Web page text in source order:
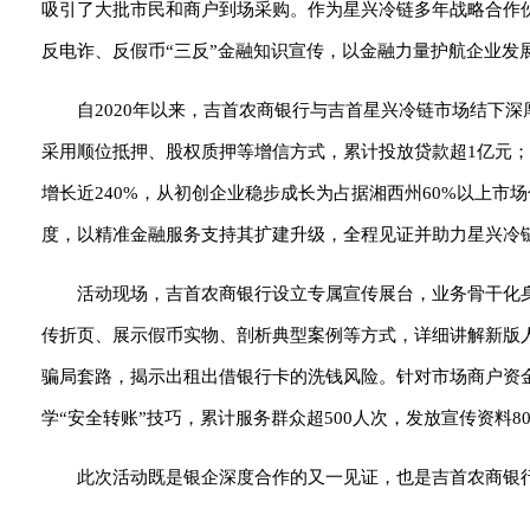
吸引了大批市民和商户到场采购。作为星兴冷链多年战略合
反电诈、反假币“三反”金融知识宣传，以金融力量护航企业发
自2020年以来，吉首农商银行与吉首星兴冷链市场结下
采用顺位抵押、股权质押等增信方式，累计投放贷款超1亿元
增长近240%，从初创企业稳步成长为占据湘西州60%以上市
度，以精准金融服务支持其扩建升级，全程见证并助力星兴
活动现场，吉首农商银行设立专属宣传展台，业务骨干
传折页、展示假币实物、剖析典型案例等方式，详细讲解新
骗局套路，揭示出租出借银行卡的洗钱风险。针对市场商户
学“安全转账”技巧，累计服务群众超500人次，发放宣传资料
此次活动既是银企深度合作的又一见证，也是吉首农商